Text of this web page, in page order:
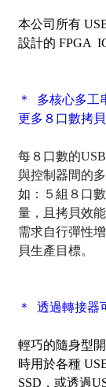
本公司所有
設計的 FPGA
＊ 多核心多工
更多８口數拷
每８口數的
與控制器間的
如：５組８口
量，且拷貝效
需求自行彈性
貝生產目標。
＊ 透過轉接器
輕巧的隨身型
時用於各種
SSD，或透過